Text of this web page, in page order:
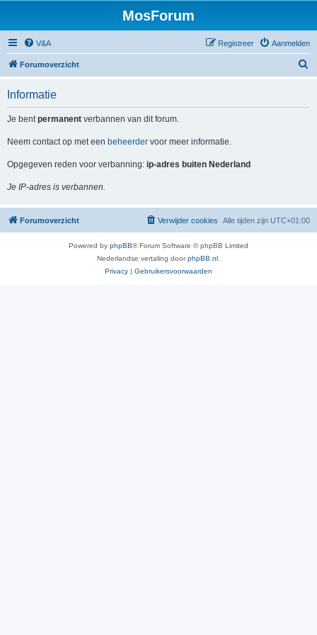
MosForum
V&A Aanmelden
Registreer
Forumoverzicht
Informatie
Je bentpermanent verbannen van dit forum.
Neem contact op met een beheerder voor meer informatie.
Opgegeven reden voor verbanning: ip-adres buiten Nederland
Je IP-adres is verbannen.
Forumoverzicht Alle tijden zijn UTC+01:00
Verwijder cookies
Powered by phpBB® Forum Software © phpBB Limited
Nederlandse vertaling doorphpBB.nl
Privacy | Gebruikersvoorwaarden